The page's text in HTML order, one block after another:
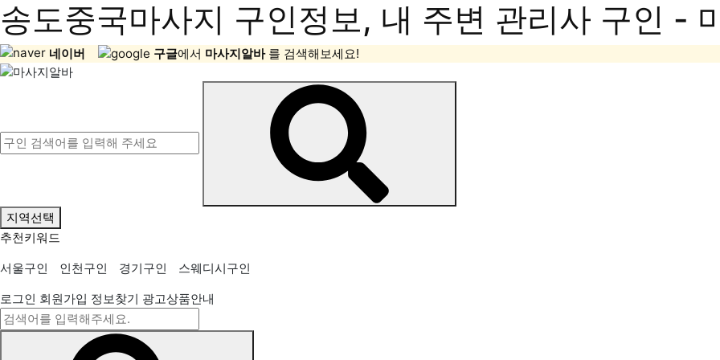
송도중국마사지 구인정보, 내 주변 관리사 구인 -
네이버 구글에서 마사지알바 를 검색해보세요!
지역선택
추천키워드
서울구인
인천구인 경기구인
스웨디시구인
로그인 회원가입 정보찾기 광고상품안내